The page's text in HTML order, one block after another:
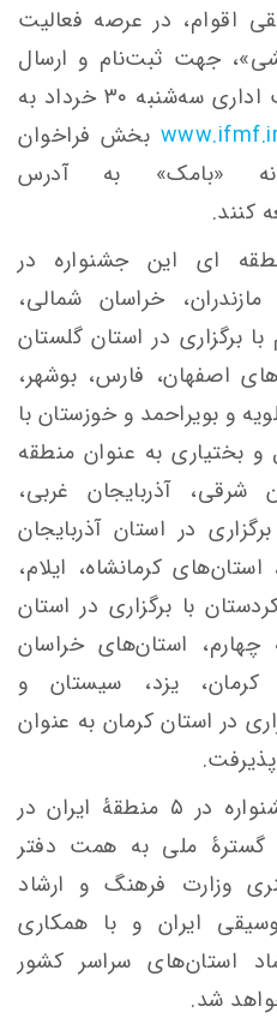
اقوام، در عرصه فعالیت‌
جهت ثبت‌نام و ارسال
آثار می توانند تا پایان وقت اداری سه‌شنبه ۳۰ خرداد به
بخش فراخوان
«بامک» به آدرس
کنند.
ای این جشنواره در
خراسان شمالی،
برگزاری در استان گلستان
اصفهان، فارس، بوشهر،
و بویراحمد و خوزستان با
و بختیاری به عنوان منطقه
شرقی، آذربایجان غربی،
در استان آذربایجان
کرمانشاه، ایلام،
با برگزاری در استان
چهارم، استان‌های خراسان
یزد، سیستان و
در استان کرمان به عنوان
بخش اول این دوره از جشنواره در ۵ منطقۀ ایران در
در یک گسترۀ ملی به‌ همت دفتر
وزارت فرهنگ و ارشاد
ایران و با همکاری
استان‌های سراسر کشور
شد.